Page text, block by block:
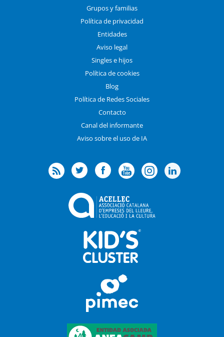
Grupos y familias
Política de privacidad
Entidades
Aviso legal
Singles e hijos
Política de cookies
Blog
Política de Redes Sociales
Contacto
Canal del informante
Aviso sobre el uso de IA